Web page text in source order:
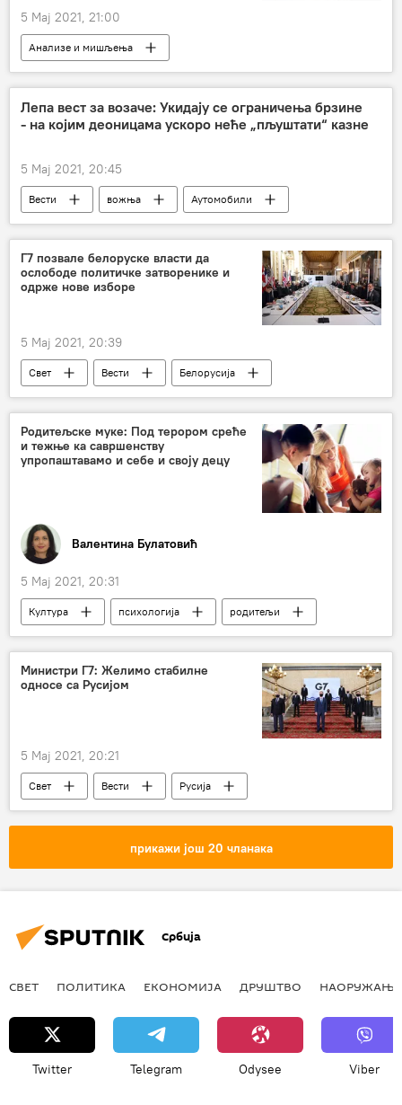
5 Мај 2021, 21:00
Анализе и мишљења
Љубинка Милинчић: Мој поглед на Русију
Радио
Љубинка Милинчић
Москва
Америка
хегемонија
Лепа вест за возаче: Укидају се ограничења брзине
- на којим деоницама ускоро неће „пљуштати“ казне
5 Мај 2021, 20:45
Вести вожња
Аутомобили
прекорачење брзине
Друштво
Г7 позвале белоруске власти да
ослободе политичке затворенике и
одрже нове изборе
5 Мај 2021, 20:39
Свет Вести
Белорусија
Европа
Г7
Родитељске муке: Под терором среће
и тежње ка савршенству
упропаштавамо и себе и своју децу
Валентина Булатовић
5 Мај 2021, 20:31
Култура психологија
родитељи
деца
Министри Г7: Желимо стабилне
односе са Русијом
5 Мај 2021, 20:21
Свет Вести
Русија
Европа
Г7
прикажи још 20 чланака
Србија
СВЕТ ПОЛИТИКА ЕКОНОМИЈА ДРУШТВО НАОРУЖАЊЕ
Twitter Telegram Odysee Viber